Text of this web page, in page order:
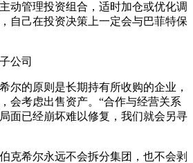
管理投资组合，适时加仓或优化调
自己在投资决策上一定会与巴菲特保
公司
的原则是长期持有所收购的企业，
会考虑出售资产。“合作与经营关系
面已经崩坏难以修复，我们就会另寻
希尔永远不会拆分集团，也不会剥